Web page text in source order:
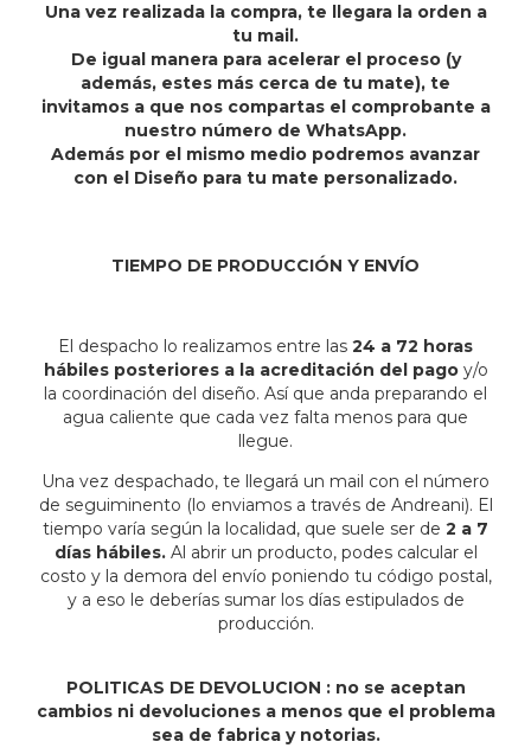
Una vez realizada la compra, te llegara la orden a
tu mail.
De igual manera para acelerar el proceso (y
además, estes más cerca de tu mate), te
invitamos a que nos compartas el comprobante a
nuestro número de WhatsApp.
Además por el mismo medio podremos avanzar
con el Diseño para tu mate personalizado.
TIEMPO DE PRODUCCIÓN Y ENVÍO
El despacho lo realizamos entre las 24 a 72 horas
hábiles posteriores a la acreditación del pago y/o
la coordinación del diseño. Así que anda preparando el
agua caliente que cada vez falta menos para que
llegue.
Una vez despachado, te llegará un mail con el número
de seguiminento (lo enviamos a través de Andreani). El
tiempo varía según la localidad, que suele ser de 2 a 7
días hábiles.Al abrir un producto, podes calcular el
costo y la demora del envío poniendo tu código postal,
y a eso le deberías sumar los días estipulados de
producción.
POLITICAS DE DEVOLUCION : no se aceptan
cambios ni devoluciones a menos que el problema
sea de fabrica y notorias.